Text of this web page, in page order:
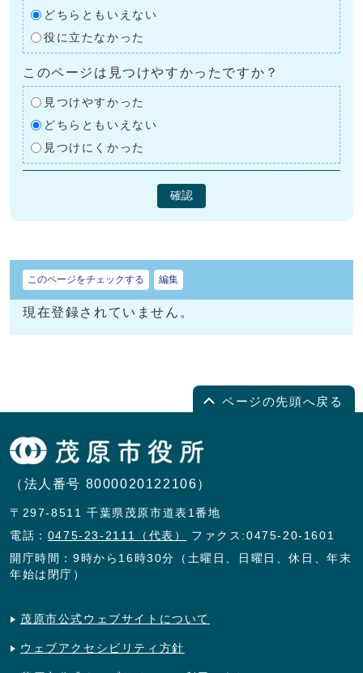
どちらともいえない
役に立たなかった
このページは見つけやすかったですか？
見つけやすかった
どちらともいえない
見つけにくかった
確認
このページをチェックする 編集
現在登録されていません。
ページの先頭へ戻る
（法人番号 8000020122106）
〒297-8511 千葉県茂原市道表1番地
電話： 0475-23-2111（代表）
ファクス:0475-20-1601
開庁時間：9時から16時30分（土曜日、日曜日、休日、年末
年始は閉庁）
茂原市公式ウェブサイトについて
ウェブアクセシビリティ方針